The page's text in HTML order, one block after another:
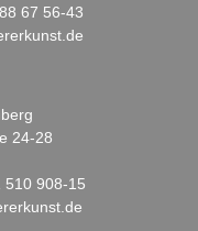
67 56-43
24-28
510 908-15